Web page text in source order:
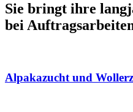
Sie bringt ihre
bei
Alpakazucht und